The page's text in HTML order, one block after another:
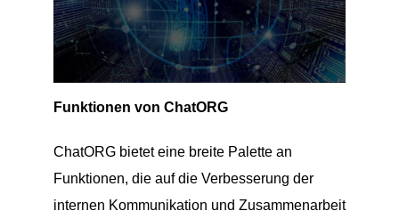
Funktionen von ChatORG
ChatORG bietet eine breite Palette an
Funktionen, die auf die Verbesserung der
internen Kommunikation und Zusammenarbeit